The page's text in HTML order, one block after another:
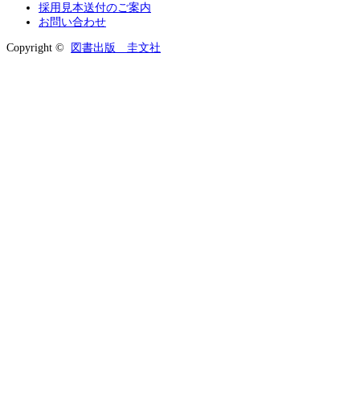
採用見本送付のご案内
お問い合わせ
Copyright © 図書出版 圭文社